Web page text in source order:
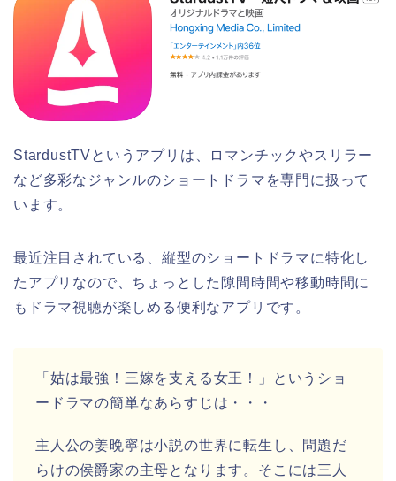
StardustTVというアプリは、ロマンチックやスリラー
など多彩なジャンルのショートドラマを専門に扱って
います。
最近注目されている、縦型のショートドラマに特化し
たアプリなので、ちょっとした隙間時間や移動時間に
もドラマ視聴が楽しめる便利なアプリです。
「姑は最強！三嫁を支える女王！」というショ
ードラマの簡単なあらすじは・・・
主人公の姜晩寧は小説の世界に転生し、問題だ
らけの侯爵家の主母となります。そこには三人